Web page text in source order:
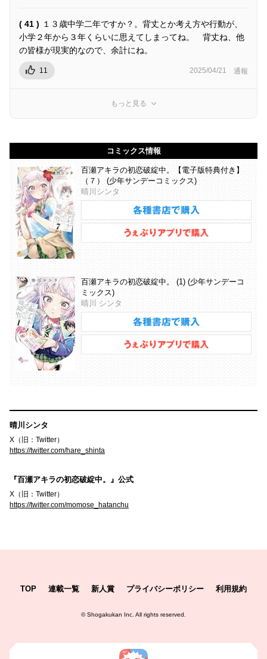
( 41 ) １３歳中学二年ですか？。背丈とか考え方や行動が、
小学２年から３年くらいに思えてしまってね。 背丈ね、他
の皆様が現実的なので、余計にね。
11 2025/04/21 通報
もっと見る
コミックス情報
百瀬アキラの初恋破綻中。【電子版特典付き】
（７） (少年サンデーコミックス)
晴川シンタ
百瀬アキラの初恋破綻中。 (1) (少年サンデーコ
ミックス)
晴川 シンタ
晴川シンタ
X（旧：Twitter）
https://twitter.com/hare_shinta
『百瀬アキラの初恋破綻中。』公式
X（旧：Twitter）
https://twitter.com/momose_hatanchu
TOP 連載一覧 新人賞 プライバシーポリシー 利用規約
©Shogakukan Inc. All rights reserved.